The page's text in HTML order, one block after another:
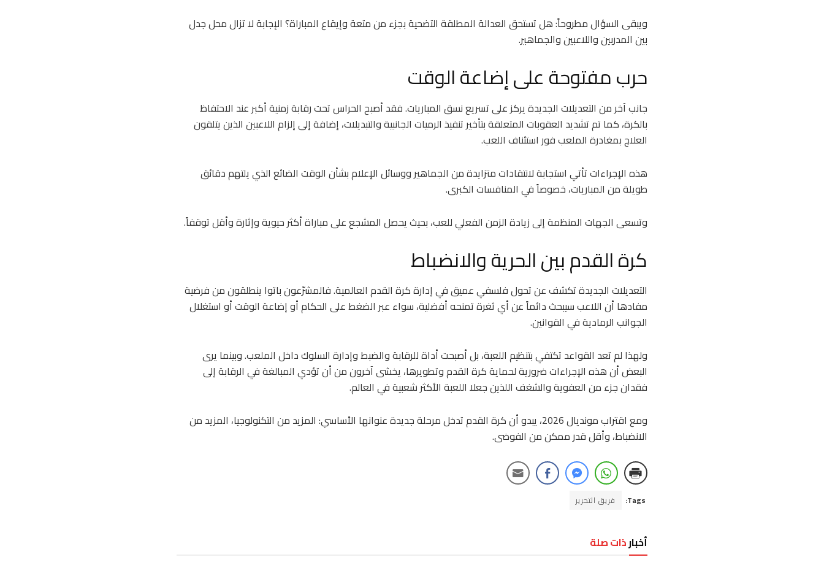
ويبقى السؤال مطروحاً: هل تستحق العدالة المطلقة التضحية بجزء من متعة وإيقاع المباراة؟ الإجابة لا تزال محل جدل
بين المدربين واللاعبين والجماهير.
حرب مفتوحة على إضاعة الوقت
جانب آخر من التعديلات الجديدة يركز على تسريع نسق المباريات. فقد أصبح الحراس تحت رقابة زمنية أكبر عند الاحتفاظ
بالكرة، كما تم تشديد العقوبات المتعلقة بتأخير تنفيذ الرميات الجانبية والتبديلات، إضافة إلى إلزام اللاعبين الذين يتلقون
العلاج بمغادرة الملعب فور استئناف اللعب.
هذه الإجراءات تأتي استجابة لانتقادات متزايدة من الجماهير ووسائل الإعلام بشأن الوقت الضائع الذي يلتهم دقائق
طويلة من المباريات، خصوصاً في المنافسات الكبرى.
وتسعى الجهات المنظمة إلى زيادة الزمن الفعلي للعب، بحيث يحصل المشجع على مباراة أكثر حيوية وإثارة وأقل توقفاً.
كرة القدم بين الحرية والانضباط
التعديلات الجديدة تكشف عن تحول فلسفي عميق في إدارة كرة القدم العالمية. فالمشرّعون باتوا ينطلقون من فرضية
مفادها أن اللاعب سيبحث دائماً عن أي ثغرة تمنحه أفضلية، سواء عبر الضغط على الحكام أو إضاعة الوقت أو استغلال
الجوانب الرمادية في القوانين.
ولهذا لم تعد القواعد تكتفي بتنظيم اللعبة، بل أصبحت أداة للرقابة والضبط وإدارة السلوك داخل الملعب. وبينما يرى
البعض أن هذه الإجراءات ضرورية لحماية كرة القدم وتطويرها، يخشى آخرون من أن تؤدي المبالغة في الرقابة إلى
فقدان جزء من العفوية والشغف اللذين جعلا اللعبة الأكثر شعبية في العالم.
ومع اقتراب مونديال 2026، يبدو أن كرة القدم تدخل مرحلة جديدة عنوانها الأساسي: المزيد من التكنولوجيا، المزيد من
الانضباط، وأقل قدر ممكن من الفوضى.
Tags: فريق التحرير
أخبارذات صلة